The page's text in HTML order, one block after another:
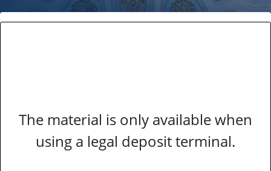
The material is only available when
using a legal deposit terminal.